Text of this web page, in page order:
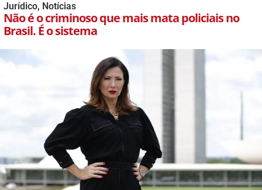
Jurídico, Notícias
Não é o criminoso que mais mata policiais no
Brasil. É o sistema